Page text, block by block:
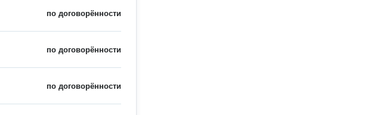
по договорённости
по договорённости
по договорённости